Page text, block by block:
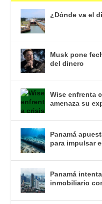
¿Dónde va el
Musk pone
del dinero
Wise enfrenta
amenaza su
Panamá
para impulsar
Panamá
inmobiliario